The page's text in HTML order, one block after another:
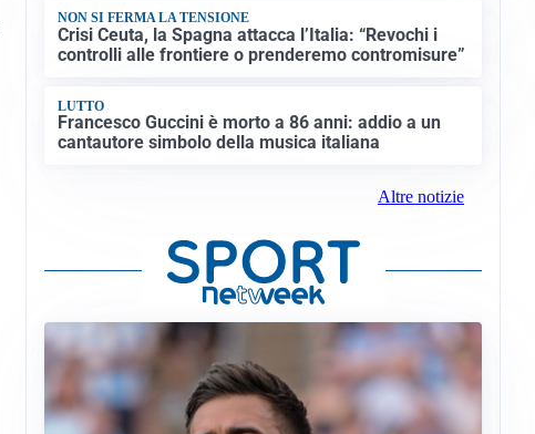
NON SI FERMA LA TENSIONE
Crisi Ceuta, la Spagna attacca l’Italia: “Revochi i
controlli alle frontiere o prenderemo contromisure”
LUTTO
Francesco Guccini è morto a 86 anni: addio a un
cantautore simbolo della musica italiana
Altre notizie